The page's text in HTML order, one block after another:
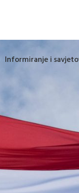
Informiranje i